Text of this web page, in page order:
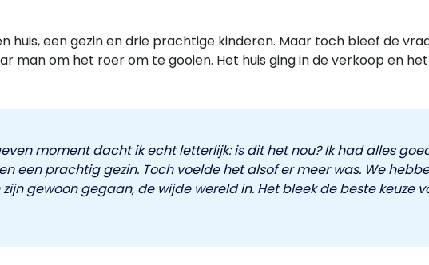
huis, een gezin en drie prachtige kinderen. Maar toch bleef de
man om het roer om te gooien. Het huis ging in de verkoop en
moment dacht ik echt letterlijk: is dit het nou? Ik had alles
een prachtig gezin. Toch voelde het alsof er meer was. We
gewoon gegaan, de wijde wereld in. Het bleek de beste keuze